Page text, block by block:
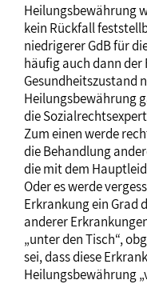
Heilungsbewährung
kein Rückfall
niedrigerer GdB für
häufig auch dann der
Gesundheitszustand
Heilungsbewährung
die
Zum einen werde
die Behandlung
die mit dem
Oder es werde
Erkrankung ein Grad
anderer
„unter den Tisch“,
sei, dass diese
Heilungsbewährung